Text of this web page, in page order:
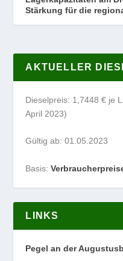
Stärkung für die
AKTUELLER
Dieselpreis: 1,7448 € je
April 2023)
Gültig ab: 01.05.2023
Basis:
LINKS
Pegel an der